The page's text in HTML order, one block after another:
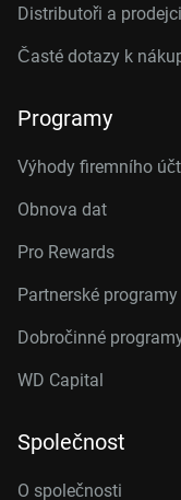
Distributoři a prodejci
Časté dotazy k
Programy
Výhody firemního
Obnova dat
Pro Rewards
Partnerské programy
Dobročinné
WD Capital
Společnost
O společnosti